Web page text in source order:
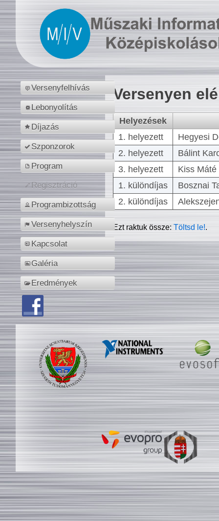
Versenyfelhívás
Lebonyolítás
Díjazás
Szponzorok
Program
Regisztráció
Programbizottság
Versenyhelyszín
Kapcsolat
Galéria
Eredmények
Versenyen
Helyezések
1. helyezett
Hegyesi
2. helyezett
Bálint
3. helyezett
Kiss
1. különdíjas
Bosznai
2. különdíjas
Ezt raktuk össze:Töltsd le!.